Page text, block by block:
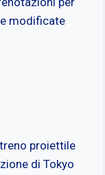
modificate
proiettile
di Tokyo